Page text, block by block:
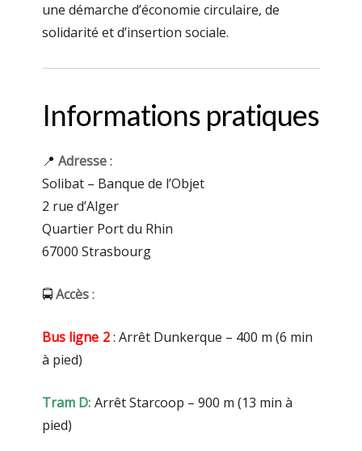
une démarche d’économie circulaire, de
solidarité et d’insertion sociale.
Informations pratiques
📍 Adresse:
Solibat – Banque de l’Objet
2 rue d’Alger
Quartier Port du Rhin
67000 Strasbourg
🚍Accès:
Bus ligne 2: Arrêt Dunkerque – 400 m (6 min
à pied)
Tram D: Arrêt Starcoop – 900 m (13 min à
pied)